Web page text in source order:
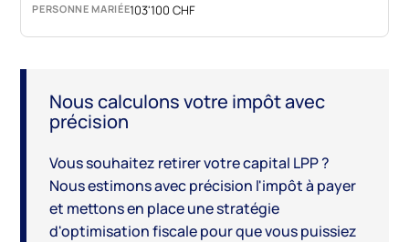
103'100 CHF
Nous calculons votre impôt avec
précision
Vous souhaitez retirer votre capital LPP ?
Nous estimons avec précision l'impôt à payer
et mettons en place une stratégie
d'optimisation fiscale pour que vous puissiez